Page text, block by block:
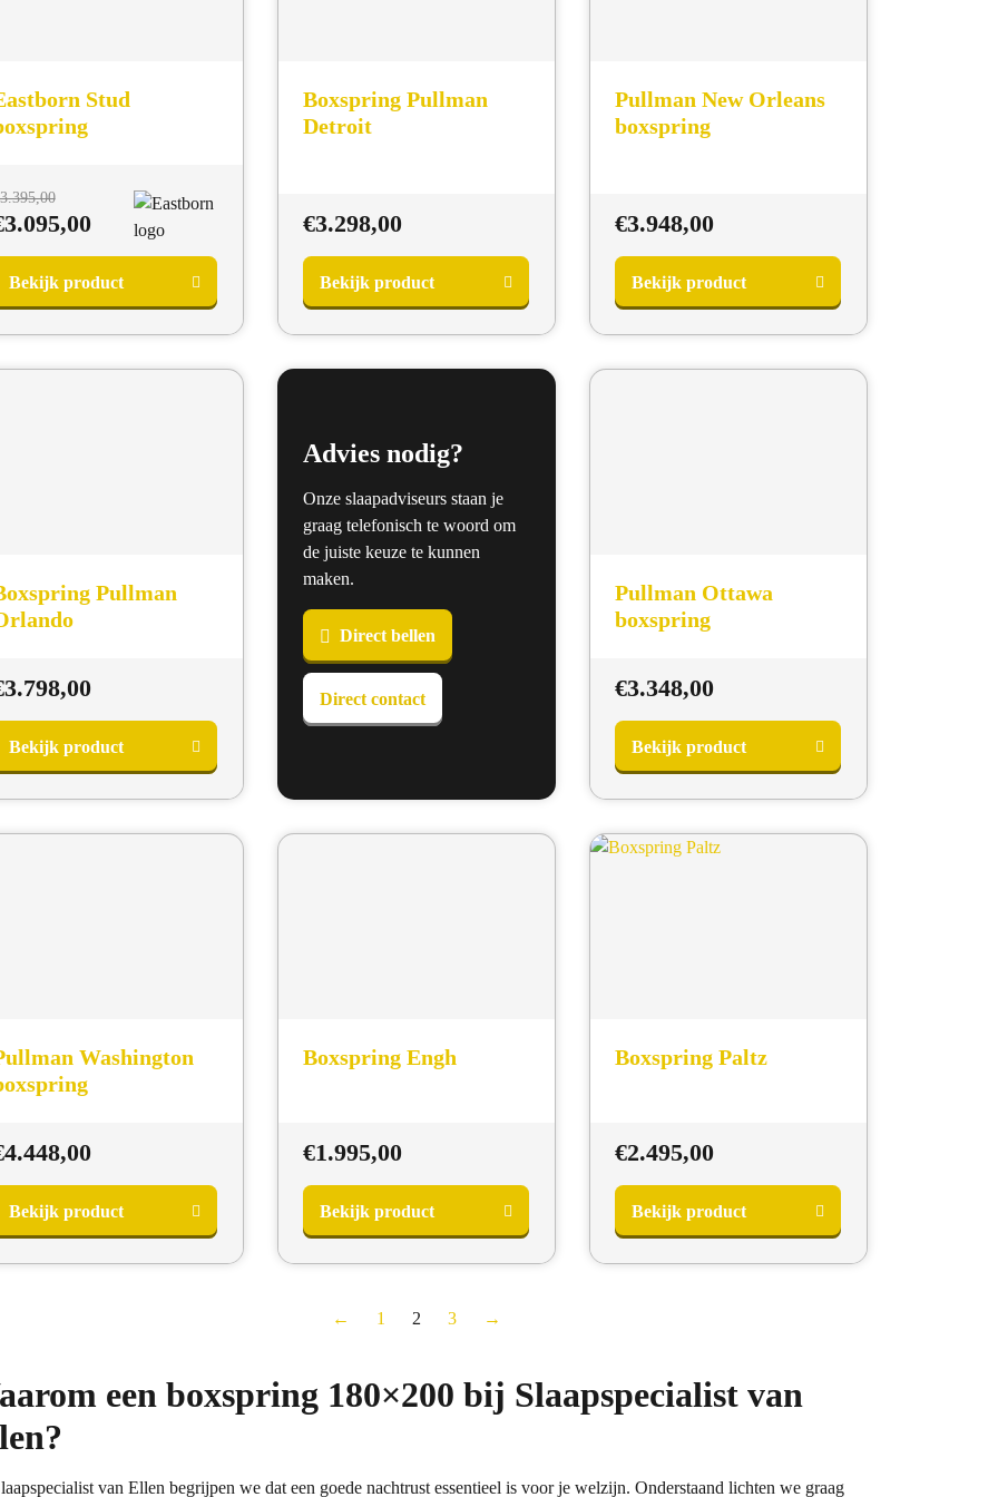
Stud
3.395,00Oorspronkelijke
prijs
€3.395,00.
3.095,00Huidige
is:
€3.095,00.
Bekijk product
Boxspring Pullman
Detroit
€3.298,00
Bekijk product
Pullman New Orleans
boxspring
€3.948,00
Bekijk product
Pullman
3.798,00
Bekijk product
Advies nodig?
Onze slaapadviseurs staan je
graag telefonisch te woord om
de juiste keuze te kunnen
maken.
Direct bellen
Direct contact
Pullman Ottawa
boxspring
€3.348,00
Bekijk product
Washington
4.448,00
Bekijk product
Boxspring Engh
€1.995,00
Bekijk product
Boxspring Paltz
€2.495,00
Bekijk product
← 1 2 3 →
een boxspring 180×200 bij Slaapspecialist van
van Ellen begrijpen we dat een goede nachtrust essentieel is voor je welzijn. Onderstaand lichten we graag